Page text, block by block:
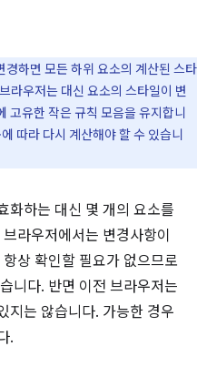
경하면 모든 하위 요소의 계산된 스타
라우저는 대신 요소의 스타일이 변
고유한 작은 규칙 모음을 유지합니
따라 다시 계산해야 할 수 있습니
화하는 대신 몇 개의 요소를
라우저에서는 변경사항이
상 확인할 필요가 없으므로
니다. 반면 이전 브라우저는
지는 않습니다. 가능한 경우
.